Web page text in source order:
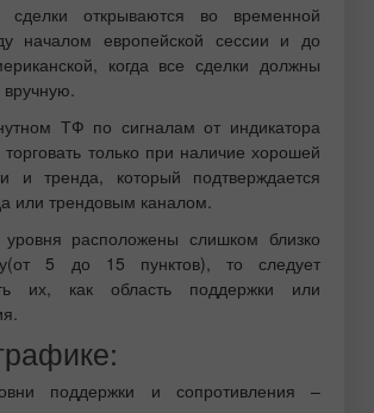
сделки открываются во временной
началом европейской сессии и до
когда все сделки должны
ТФ по сигналам от индикатора
только при наличие хорошей
и тренда, который подтверждается
или трендовым каналом.
расположены слишком близко
5 до 15 пунктов), то следует
их, как область поддержки или
поддержки и сопротивления –